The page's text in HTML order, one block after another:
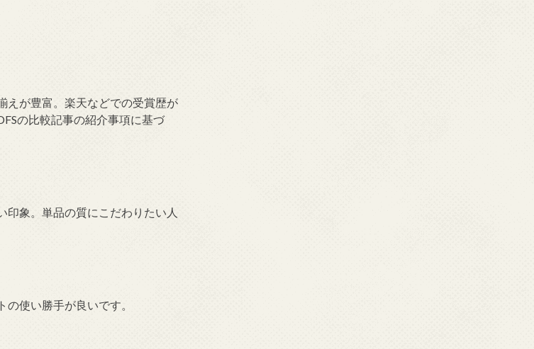
えが豊富。楽天などでの受賞歴が
の比較記事の紹介事項に基づ
象。単品の質にこだわりたい人
使い勝手が良いです。